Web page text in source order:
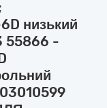
низький
55866 -